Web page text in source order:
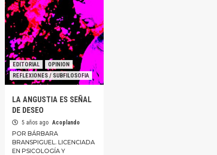
EDITORIAL
OPINION
REFLEXIONES / SUBFILOSOFIA
LA ANGUSTIA ES SEÑAL
DE DESEO
5 años ago Acoplando
POR BÁRBARA
BRANSPIGUEL. LICENCIADA
EN PSICOLOGÍA Y